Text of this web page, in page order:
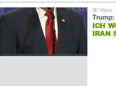
Trump:
ICH
IRAN